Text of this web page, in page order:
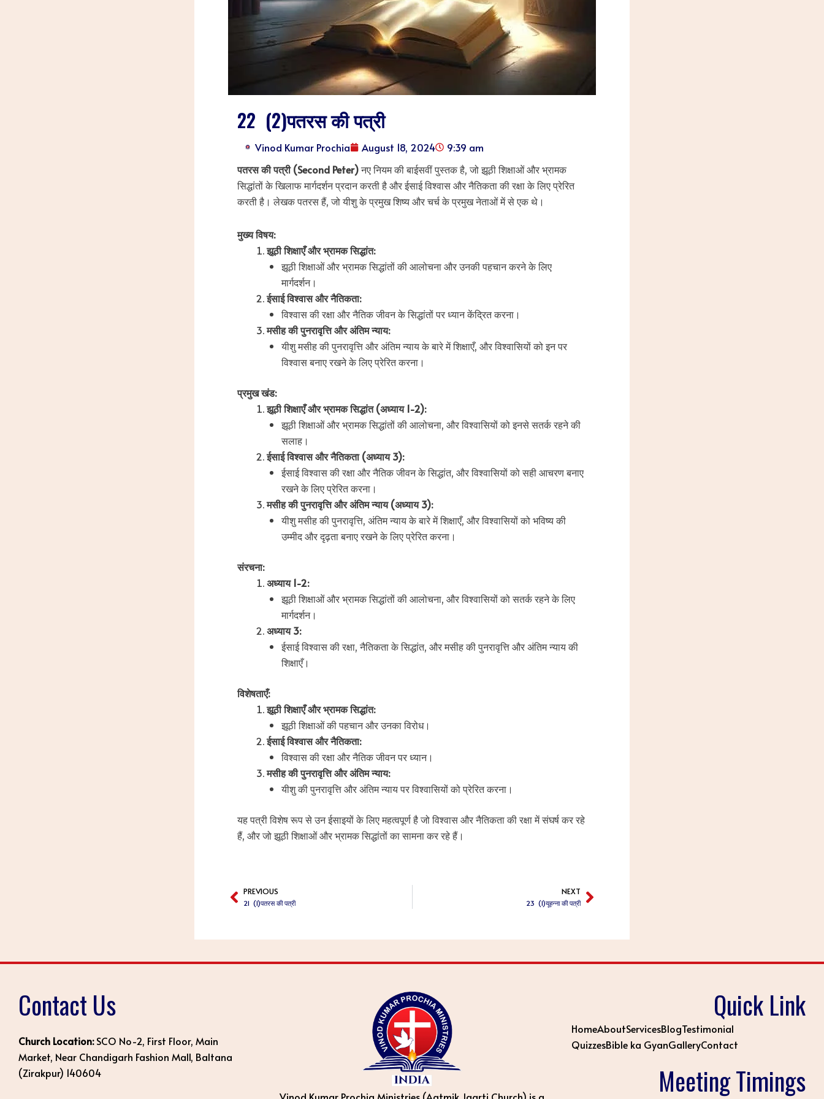
22 (2)पतरस की पत्री
Vinod Kumar Prochia August 18, 2024
9:39 am
पतरस की पत्री (Second Peter)नए नियम की बाईसवीं पुस्तक है, जो झूठी शिक्षाओं और भ्रामक
सिद्धांतों के खिलाफ मार्गदर्शन प्रदान करती है और ईसाई विश्वास और नैतिकता की रक्षा के लिए प्रेरित
करती है। लेखक पतरस हैं, जो यीशु के प्रमुख शिष्य और चर्च के प्रमुख नेताओं में से एक थे।
मुख्य विषय:
झूठी शिक्षाएँ और भ्रामक सिद्धांत:
झूठी शिक्षाओं और भ्रामक सिद्धांतों की आलोचना और उनकी पहचान करने के लिए
मार्गदर्शन।
ईसाई विश्वास और नैतिकता:
विश्वास की रक्षा और नैतिक जीवन के सिद्धांतों पर ध्यान केंद्रित करना।
मसीह की पुनरावृत्ति और अंतिम न्याय:
यीशु मसीह की पुनरावृत्ति और अंतिम न्याय के बारे में शिक्षाएँ, और विश्वासियों को इन पर
विश्वास बनाए रखने के लिए प्रेरित करना।
प्रमुख खंड:
झूठी शिक्षाएँ और भ्रामक सिद्धांत (अध्याय 1-2):
झूठी शिक्षाओं और भ्रामक सिद्धांतों की आलोचना, और विश्वासियों को इनसे सतर्क रहने की
सलाह।
ईसाई विश्वास और नैतिकता (अध्याय 3):
ईसाई विश्वास की रक्षा और नैतिक जीवन के सिद्धांत, और विश्वासियों को सही आचरण बनाए
रखने के लिए प्रेरित करना।
मसीह की पुनरावृत्ति और अंतिम न्याय (अध्याय 3):
यीशु मसीह की पुनरावृत्ति, अंतिम न्याय के बारे में शिक्षाएँ, और विश्वासियों को भविष्य की
उम्मीद और दृढ़ता बनाए रखने के लिए प्रेरित करना।
संरचना:
अध्याय 1-2:
झूठी शिक्षाओं और भ्रामक सिद्धांतों की आलोचना, और विश्वासियों को सतर्क रहने के लिए
मार्गदर्शन।
अध्याय 3:
ईसाई विश्वास की रक्षा, नैतिकता के सिद्धांत, और मसीह की पुनरावृत्ति और अंतिम न्याय की
शिक्षाएँ।
विशेषताएँ:
झूठी शिक्षाएँ और भ्रामक सिद्धांत:
झूठी शिक्षाओं की पहचान और उनका विरोध।
ईसाई विश्वास और नैतिकता:
विश्वास की रक्षा और नैतिक जीवन पर ध्यान।
मसीह की पुनरावृत्ति और अंतिम न्याय:
यीशु की पुनरावृत्ति और अंतिम न्याय पर विश्वासियों को प्रेरित करना।
यह पत्री विशेष रूप से उन ईसाइयों के लिए महत्वपूर्ण है जो विश्वास और नैतिकता की रक्षा में संघर्ष कर रहे
हैं, और जो झूठी शिक्षाओं और भ्रामक सिद्धांतों का सामना कर रहे हैं।
PrevPREVIOUS
21 (1)पतरस की पत्री
NEXT
23 (1)यूहन्ना की पत्रीNext
Contact Us
Church Location:SCO No-2, First Floor, Main
Market, Near Chandigarh Fashion Mall, Baltana
(Zirakpur) 140604
Quick Link
HomeAboutServicesBlogTestimonial
QuizzesBible ka GyanGalleryContact
Meeting Timings